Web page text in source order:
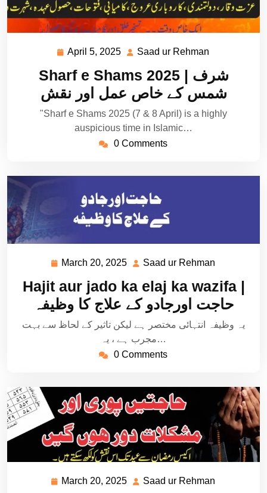
April 5, 2025 April
2025
Saad ur Rehman
Rehman
Sharf e Shams 2025 | شرف
شمس کے خاص عمل اور نقش
"Sharf e Shams 2025 (7 & 8 April) is a highly
auspicious time in Islamic…
0 Comments
March 20, 2025 March
2025
Saad ur Rehman
Rehman
Hajit aur jado ka elaj ka wazifa |
حاجت اورجادو کے علاج کا وظیفہ
یہ وظیفہ انتہائی مختصر ہے لیکن تاثیر کے لحاظ سے بہت
مجرب ہے ، یہ…
0 Comments
March 20, 2025 MarchSaad ur Rehman